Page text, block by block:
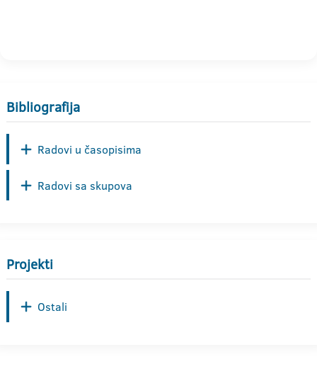
Bibliografija
Radovi u časopisima
Radovi sa skupova
Projekti
Ostali